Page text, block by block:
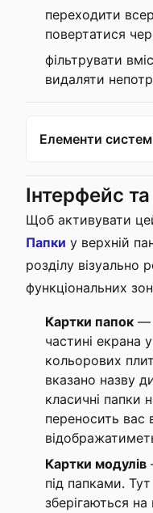
переходити
повертатися
фільтрувати
видаляти
Елементи
Інтерфейс та
Щоб активувати
Папки у верхній
розділу візуально
функціональних
Картки папок —
частині екрана
кольорових
вказано назву
класичні папки
переносить вас
Картки модулів
під папками. Тут
зберігаються на